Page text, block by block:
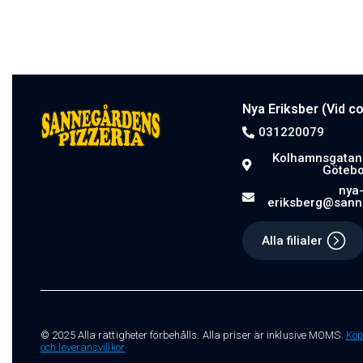
Nya Eriksber (Vid
031220079
nya-
Alla filialer
© 2025 Alla rättigheter förbehålls. Alla priser är inklusive MOMS. Köp
och leveransvillkor